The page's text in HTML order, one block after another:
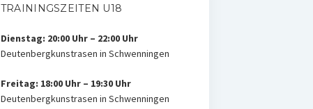
TRAININGSZEITEN U18
Dienstag: 20:00 Uhr – 22:00 Uhr
Deutenbergkunstrasen in Schwenningen
Freitag: 18:00 Uhr – 19:30 Uhr
Deutenbergkunstrasen in Schwenningen